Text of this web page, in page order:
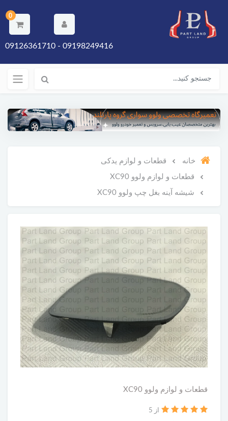
0
09198249416 - 09126361710
خانه قطعات و لوازم یدکی
قطعات و لوازم ولوو XC90
شیشه آینه بغل چپ ولوو XC90
قطعات و لوازم ولوو XC90
از 5